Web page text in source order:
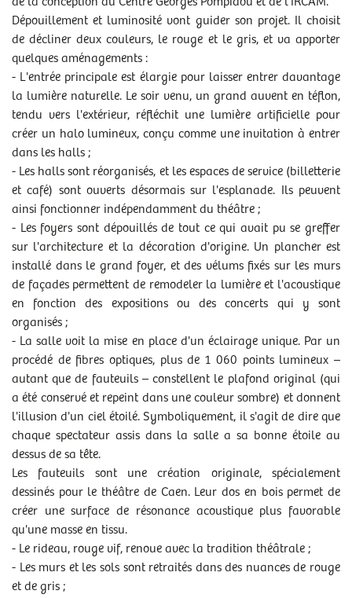
Dépouillement et luminosité vont guider son projet. Il choisit
de décliner deux couleurs, le rouge et le gris, et va apporter
quelques aménagements :
- L'entrée principale est élargie pour laisser entrer davantage
la lumière naturelle. Le soir venu, un grand auvent en téflon,
tendu vers l'extérieur, réfléchit une lumière artificielle pour
créer un halo lumineux, conçu comme une invitation à entrer
dans les halls ;
- Les halls sont réorganisés, et les espaces de service (billetterie
et café) sont ouverts désormais sur l'esplanade. Ils peuvent
ainsi fonctionner indépendamment du théâtre ;
- Les foyers sont dépouillés de tout ce qui avait pu se greffer
sur l'architecture et la décoration d'origine. Un plancher est
installé dans le grand foyer, et des vélums fixés sur les murs
de façades permettent de remodeler la lumière et l'acoustique
en fonction des expositions ou des concerts qui y sont
organisés ;
- La salle voit la mise en place d'un éclairage unique. Par un
procédé de fibres optiques, plus de 1 060 points lumineux –
autant que de fauteuils – constellent le plafond original (qui
a été conservé et repeint dans une couleur sombre) et donnent
l'illusion d'un ciel étoilé. Symboliquement, il s'agit de dire que
chaque spectateur assis dans la salle a sa bonne étoile au
dessus de sa tête.
Les fauteuils sont une création originale, spécialement
dessinés pour le théâtre de Caen. Leur dos en bois permet de
créer une surface de résonance acoustique plus favorable
qu'une masse en tissu.
- Le rideau, rouge vif, renoue avec la tradition théâtrale ;
- Les murs et les sols sont retraités dans des nuances de rouge
et de gris ;